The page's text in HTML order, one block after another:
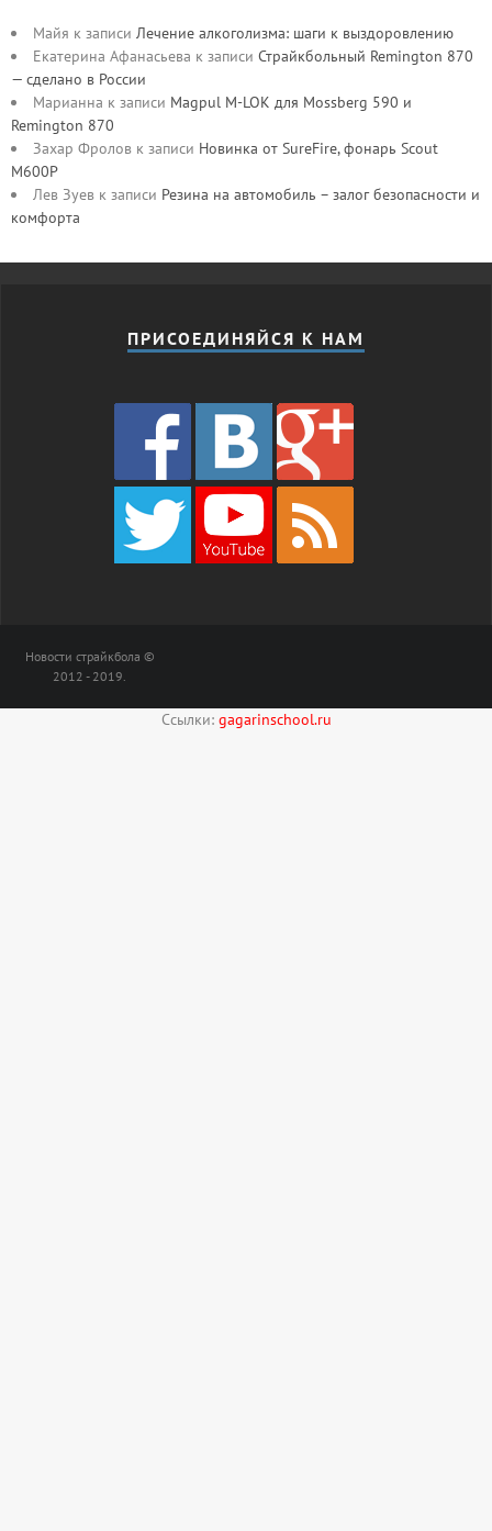
Майя к записи Лечение алкоголизма: шаги к выздоровлению
Екатерина Афанасьева к записи Страйкбольный Remington 870
— сделано в России
Марианна к записи Magpul M-LOK для Mossberg 590 и
Remington 870
Захар Фролов к записи Новинка от SureFire, фонарь Scout
M600P
Лев Зуев к записи Резина на автомобиль – залог безопасности и
комфорта
ПРИСОЕДИНЯЙСЯ К НАМ
Новости страйкбола ©
2012 - 2019.
Ссылки: gagarinschool.ru